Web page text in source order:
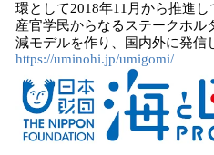
環として2018年11月から推進し
産官学民からなるステークホル
減モデルを作り、国内外に発信
https://uminohi.jp/umigomi/